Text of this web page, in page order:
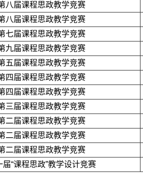
八届课程思政教学竞赛
八届课程思政教学竞赛
七届课程思政教学竞赛
九届课程思政教学竞赛
五届课程思政教学竞赛
四届课程思政教学竞赛
四届课程思政教学竞赛
三届课程思政教学竞赛
二届课程思政教学竞赛
二届课程思政教学竞赛
二届课程思政教学竞赛
“课程思政”教学设计竞赛